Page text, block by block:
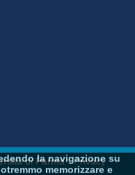
di Parma -Privacy
la navigazione su
memorizzare e